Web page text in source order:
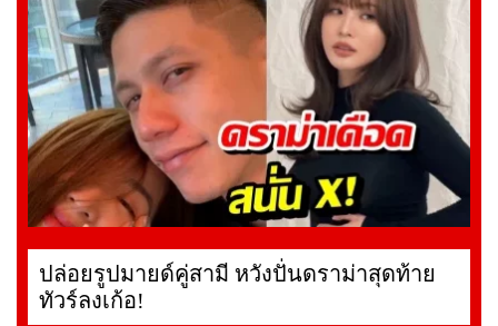
ปล่อยรูปมายด์คู่สามี หวังปั่นดราม่าสุดท้าย
ทัวร์ลงเก้อ!